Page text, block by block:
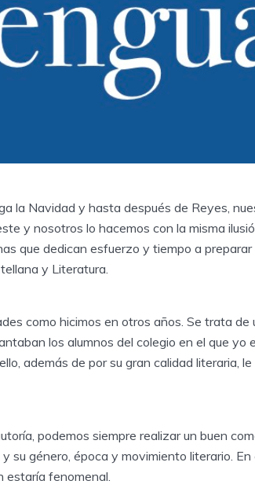
la Navidad y hasta después de Reyes,
y nosotros lo hacemos con la misma
que dedican esfuerzo y tiempo a preparar
y Literatura.
como hicimos en otros años. Se trata de
los alumnos del colegio en el que yo
además de por su gran calidad literaria,
podemos siempre realizar un buen
su género, época y movimiento literario. En
estaría fenomenal.